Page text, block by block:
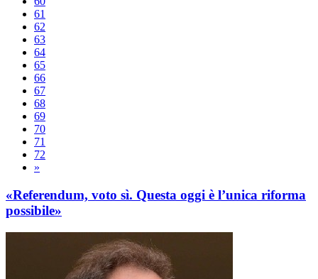
61
62
63
64
65
66
67
68
69
70
71
72
»
«Referendum, voto sì. Questa oggi è l’unica riforma
possibile»